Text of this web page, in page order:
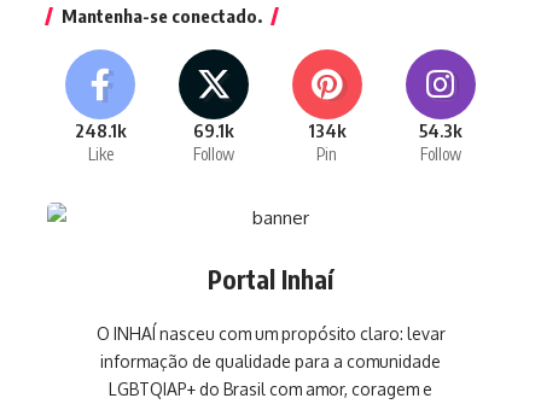
Mantenha-se conectado.
248.1k
Like
69.1k
Follow
134k
Pin
54.3k
Follow
Portal Inhaí
O INHAÍ nasceu com um propósito claro: levar
informação de qualidade para a comunidade
LGBTQIAP+ do Brasil com amor, coragem e